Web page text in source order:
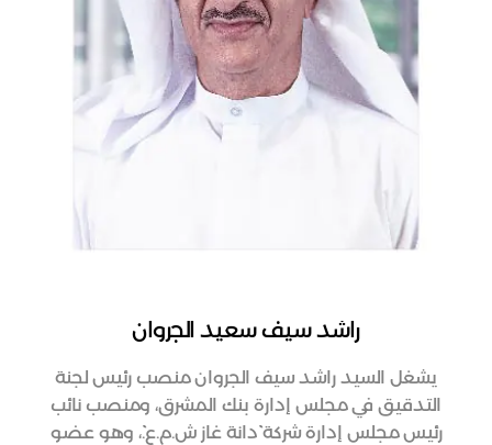
راشد سيف سعيد الجروان
يشغل السيد راشد سيف الجروان منصب رئيس لجنة
التدقيق في مجلس إدارة بنك المشرق، ومنصب نائب
رئيس مجلس إدارة شركة ``دانة غاز ش.م.ع.``، وهو عضو